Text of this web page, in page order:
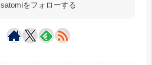
satomiをフォローする